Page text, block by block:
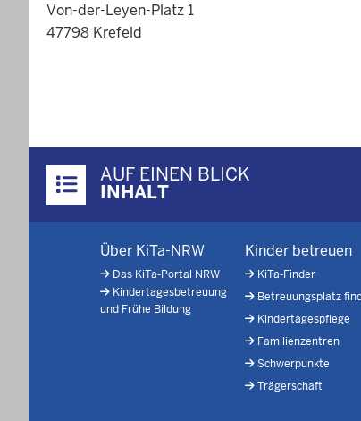
Von-der-Leyen-Platz 1
47798 Krefeld
Inhalte
AUF EINEN BLICK
INHALT
Über KiTa-NRW
Das KiTa-Portal NRW
Kindertagesbetreuung
und Frühe Bildung
Kinder betreuen
KiTa-Finder
Betreuungsplatz
Kindertagespflege
Familienzentren
Schwerpunkte
Trägerschaft